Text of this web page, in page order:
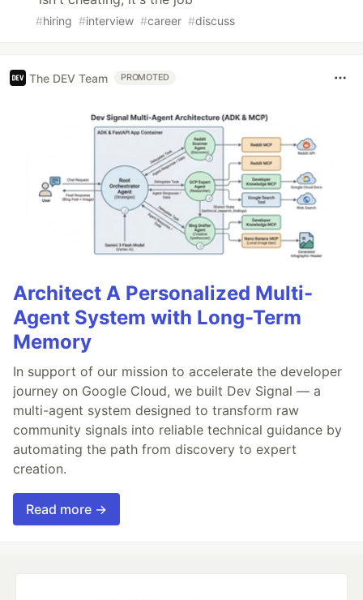
#hiring #interview #career #discuss
The DEV Team PROMOTED
Architect A Personalized Multi-
Agent System with Long-Term
Memory
In support of our mission to accelerate the developer
journey on Google Cloud, we built Dev Signal — a
multi-agent system designed to transform raw
community signals into reliable technical guidance by
automating the path from discovery to expert
creation.
Read more →